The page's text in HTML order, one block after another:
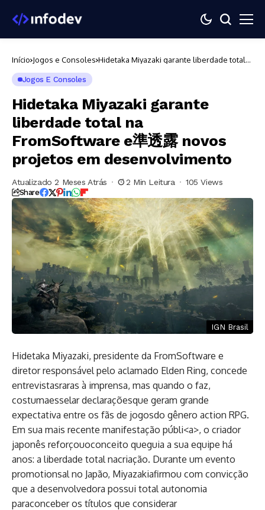
Início Jogos e Consoles Hidetaka Miyazaki garante liberdade total
Jogos E Consoles
Hidetaka Miyazaki garante
liberdade total na
FromSoftware e準透露 novos
projetos em desenvolvimento
Atualizado 2 Meses Atrás 2 Min Leitura 105 Views
Share
IGN Brasil
Hidetaka Miyazaki, presidente da FromSoftware e
diretor responsável pelo aclamado Elden Ring, concede
entrevistasraras à imprensa, mas quando o faz,
costumaesselar declaraçõesque geram grande
expectativa entre os fãs de jogosdo gênero action RPG.
Em sua mais recente manifestação públi<a>, o criador
japonês reforçouoconceito queguia a sua equipe há
anos: a liberdade total nacriação. Durante um evento
promotionsal no Japão, Miyazakiafirmou com convicção
que a desenvolvedora possui total autonomia
paraconceber os títulos que considerar